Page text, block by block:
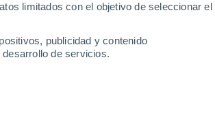
limitados con el objetivo de seleccionar el
publicidad y contenido
de servicios.